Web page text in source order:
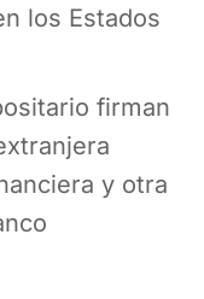
los Estados
firman
y otra